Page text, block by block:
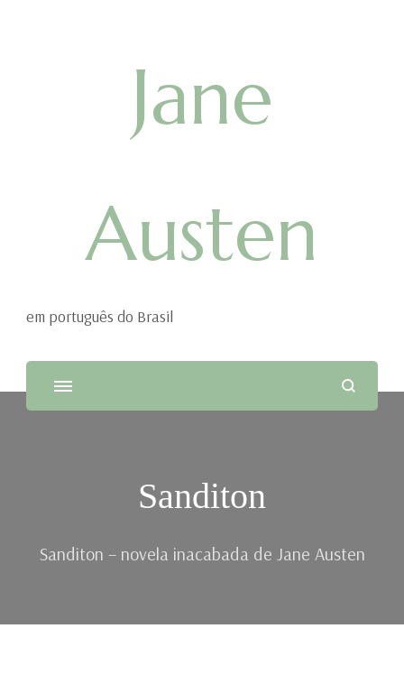
Jane
Austen
em português do Brasil
Sanditon
Sanditon – novela inacabada de Jane Austen